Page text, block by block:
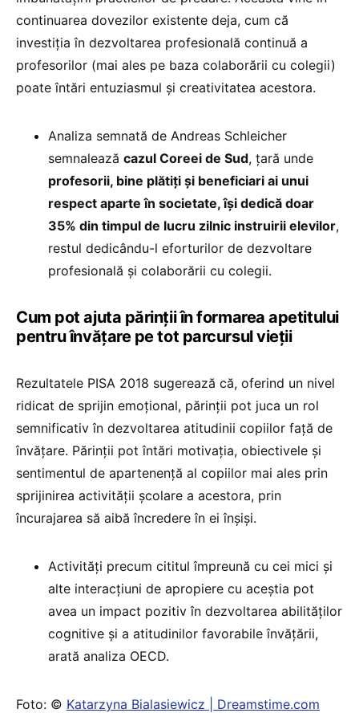
continuarea dovezilor existente deja, cum că
investiția în dezvoltarea profesională continuă a
profesorilor (mai ales pe baza colaborării cu colegii)
poate întări entuziasmul și creativitatea acestora.
Analiza semnată de Andreas Schleicher
semnalează cazul Coreei de Sud, țară unde
profesorii, bine plătiți și beneficiari ai unui
respect aparte în societate, își dedică doar
35% din timpul de lucru zilnic instruirii elevilor,
restul dedicându-l eforturilor de dezvoltare
profesională și colaborării cu colegii.
Cum pot ajuta părinții în formarea apetitului
pentru învățare pe tot parcursul vieții
Rezultatele PISA 2018 sugerează că, oferind un nivel
ridicat de sprijin emoțional, părinții pot juca un rol
semnificativ în dezvoltarea atitudinii copiilor față de
învățare. Părinții pot întări motivația, obiectivele și
sentimentul de apartenență al copiilor mai ales prin
sprijinirea activității școlare a acestora, prin
încurajarea să aibă încredere în ei înșiși.
Activități precum cititul împreună cu cei mici și
alte interacțiuni de apropiere cu aceștia pot
avea un impact pozitiv în dezvoltarea abilităților
cognitive și a atitudinilor favorabile învățării,
arată analiza OECD.
Foto: © Katarzyna Bialasiewicz | Dreamstime.com